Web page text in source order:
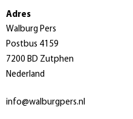
Adres
Walburg Pers
Postbus 4159
7200 BD Zutphen
Nederland
info@walburgpers.nl